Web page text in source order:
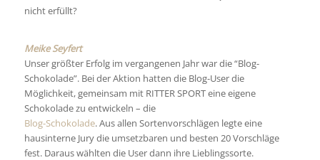
nicht erfüllt?
Meike Seyfert
Unser größter Erfolg im vergangenen Jahr war die “Blog-
Schokolade”. Bei der Aktion hatten die Blog-User die
Möglichkeit, gemeinsam mit RITTER SPORT eine eigene
Schokolade zu entwickeln – die
Blog-Schokolade. Aus allen Sortenvorschlägen legte eine
hausinterne Jury die umsetzbaren und besten 20 Vorschläge
fest. Daraus wählten die User dann ihre Lieblingssorte.